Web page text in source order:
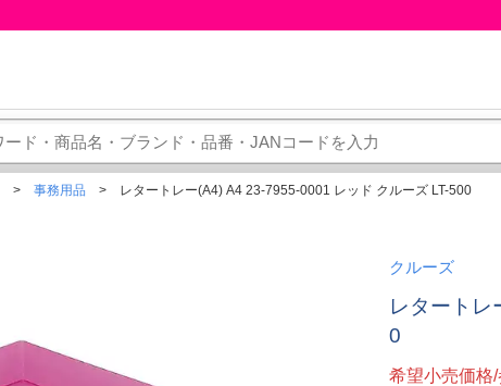
事務用品 レタートレー(A4) A4 23-7955-0001 レッド クルーズ LT-500
クルーズ
レタート
0
希望小売価格